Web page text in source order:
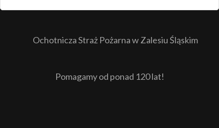
Ochotnicza Straż Pożarna w Zalesiu Śląskim
Pomagamy od ponad 120 lat!